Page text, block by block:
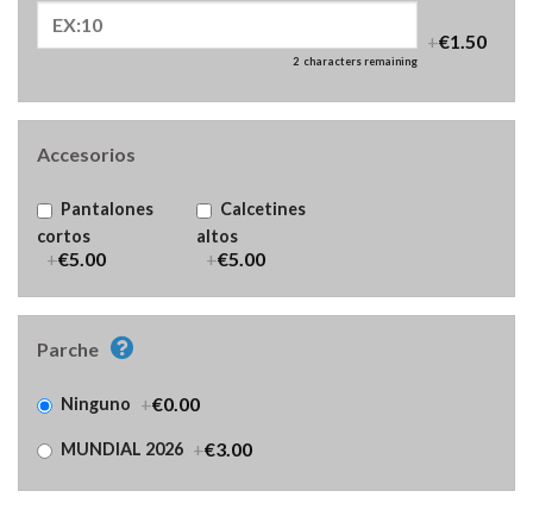
2 characters remaining
+€1.50
Accesorios
Pantalones
cortos
+€5.00
Calcetines
altos
+€5.00
Parche
Ninguno +€0.00
MUNDIAL 2026 +€3.00